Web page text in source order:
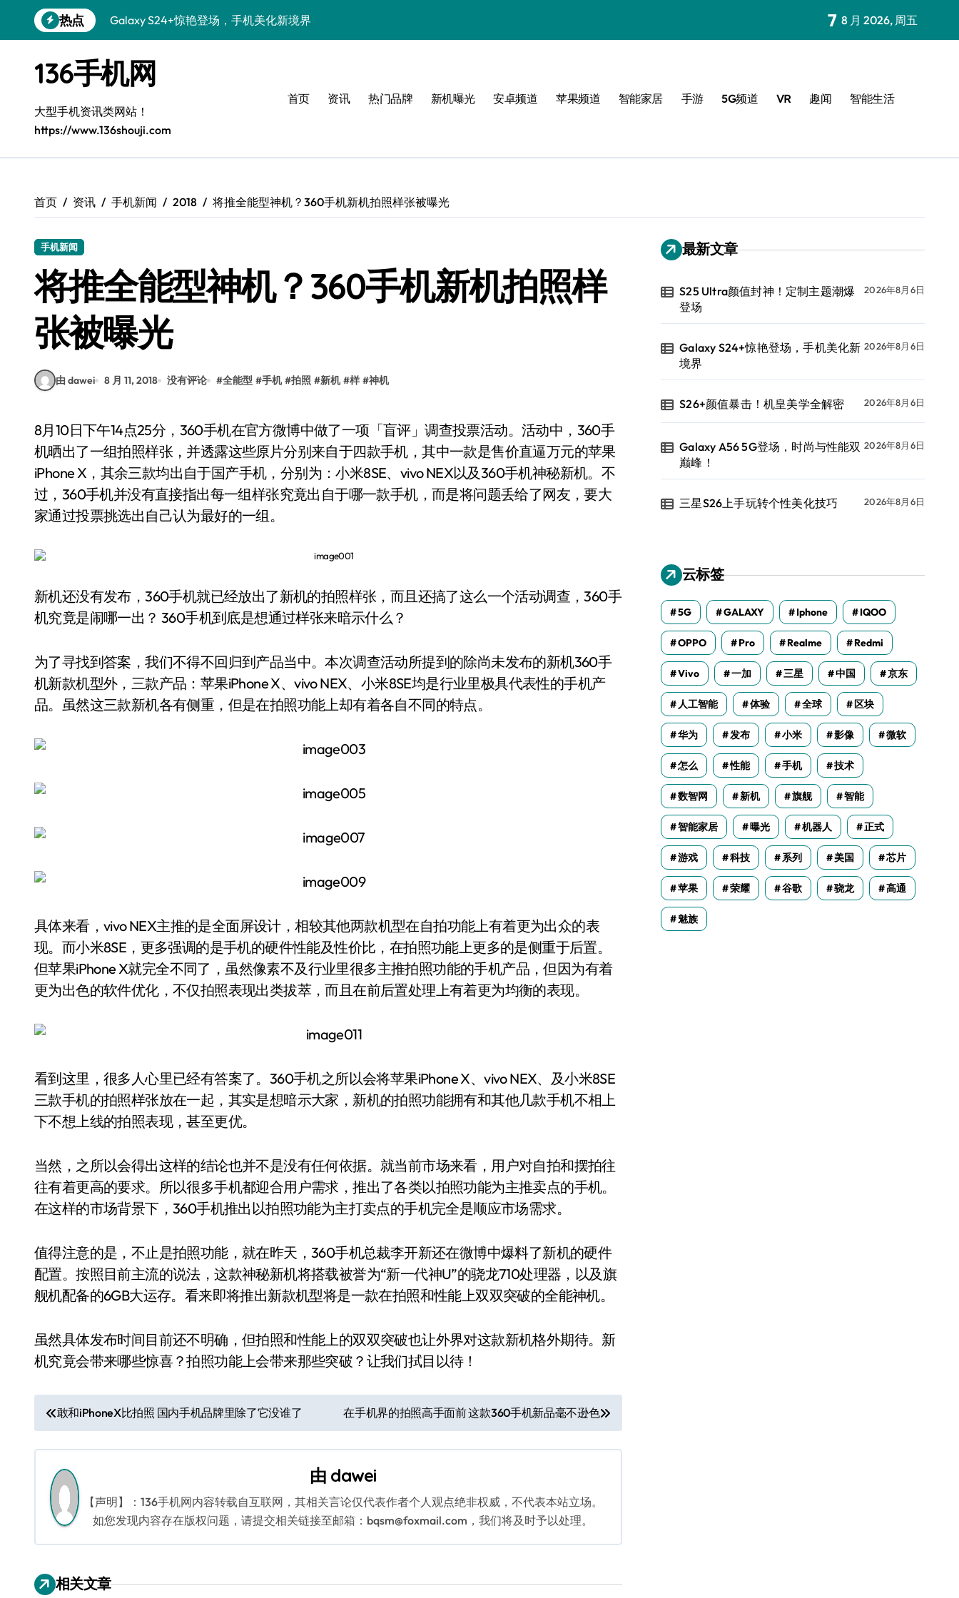
到
热点
Galaxy S24+惊艳登场，手机美化新境界
Galaxy A56 5G登场，时尚与性能双巅峰！
三星S26上手玩转个性美化技巧
Galaxy S25美颜秘籍：个性定制炫酷玩法
Galaxy C55 5G潮改指南：定制无限可能
Galaxy Z Flip6：折叠时尚，尽显潮流魅力
S25 Ultra颜值封神！定制主题潮爆登场
7 8 月 2026, 周五
136手机网
大型手机资讯类网站！
https://www.136shouji.com
首页 资讯 热门品牌 新机曝光 安卓频道 苹果频道 智能家居 手游 5G频道 VR 趣闻 智能生活
首页 资讯 手机新闻 2018 将推全能型神机？360手机新机拍照样张被曝光
手机新闻
将推全能型神机？360手机新机拍照样
张被曝光
由 dawei 8 月 11, 2018 没有评论 #全能型 #手机 #拍照 #新机 #样 #神机
8月10日下午14点25分，360手机在官方微博中做了一项「盲评」调查投票活动。活动中，360手
机晒出了一组拍照样张，并透露这些原片分别来自于四款手机，其中一款是售价直逼万元的苹果
iPhone X，其余三款均出自于国产手机，分别为：小米8SE、vivo NEX以及360手机神秘新机。不
过，360手机并没有直接指出每一组样张究竟出自于哪一款手机，而是将问题丢给了网友，要大
家通过投票挑选出自己认为最好的一组。
新机还没有发布，360手机就已经放出了新机的拍照样张，而且还搞了这么一个活动调查，360手
机究竟是闹哪一出？ 360手机到底是想通过样张来暗示什么？
为了寻找到答案，我们不得不回归到产品当中。本次调查活动所提到的除尚未发布的新机360手
机新款机型外，三款产品：苹果iPhone X、vivo NEX、小米8SE均是行业里极具代表性的手机产
品。虽然这三款新机各有侧重，但是在拍照功能上却有着各自不同的特点。
具体来看，vivo NEX主推的是全面屏设计，相较其他两款机型在自拍功能上有着更为出众的表
现。而小米8SE，更多强调的是手机的硬件性能及性价比，在拍照功能上更多的是侧重于后置。
但苹果iPhone X就完全不同了，虽然像素不及行业里很多主推拍照功能的手机产品，但因为有着
更为出色的软件优化，不仅拍照表现出类拔萃，而且在前后置处理上有着更为均衡的表现。
看到这里，很多人心里已经有答案了。360手机之所以会将苹果iPhone X、vivo NEX、及小米8SE
三款手机的拍照样张放在一起，其实是想暗示大家，新机的拍照功能拥有和其他几款手机不相上
下不想上线的拍照表现，甚至更优。
当然，之所以会得出这样的结论也并不是没有任何依据。就当前市场来看，用户对自拍和摆拍往
往有着更高的要求。所以很多手机都迎合用户需求，推出了各类以拍照功能为主推卖点的手机。
在这样的市场背景下，360手机推出以拍照功能为主打卖点的手机完全是顺应市场需求。
值得注意的是，不止是拍照功能，就在昨天，360手机总裁李开新还在微博中爆料了新机的硬件
配置。按照目前主流的说法，这款神秘新机将搭载被誉为“新一代神U”的骁龙710处理器，以及旗
舰机配备的6GB大运存。看来即将推出新款机型将是一款在拍照和性能上双双突破的全能神机。
虽然具体发布时间目前还不明确，但拍照和性能上的双双突破也让外界对这款新机格外期待。新
机究竟会带来哪些惊喜？拍照功能上会带来那些突破？让我们拭目以待！
文
章
导
航
敢和iPhoneX比拍照 国内手机品牌里除了它没谁了 在手机界的拍照高手面前 这款360手机新品毫不逊色
由 dawei
【声明】：136手机网内容转载自互联网，其相关言论仅代表作者个人观点绝非权威，不代表本站立场。
如您发现内容存在版权问题，请提交相关链接至邮箱：bqsm@foxmail.com，我们将及时予以处理。
相关文章
最新文章
S25 Ultra颜值封神！定制主题潮爆
登场
2026年8月6日
Galaxy S24+惊艳登场，手机美化新
境界
2026年8月6日
S26+颜值暴击！机皇美学全解密 2026年8月6日
Galaxy A56 5G登场，时尚与性能双
巅峰！
2026年8月6日
三星S26上手玩转个性美化技巧 2026年8月6日
云标签
5G GALAXY Iphone IQOO
OPPO Pro Realme Redmi
Vivo 一加 三星 中国 京东
人工智能 体验 全球 区块
华为 发布 小米 影像 微软
怎么 性能 手机 技术
数智网 新机 旗舰 智能
智能家居 曝光 机器人 正式
游戏 科技 系列 美国 芯片
苹果 荣耀 谷歌 骁龙 高通
魅族